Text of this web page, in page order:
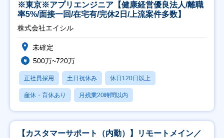
※東京※アプリエンジニア【健康経営優良法人/離職
率5%/面接一回/在宅有/完休2日/上流案件多数】
株式会社エイシル
未確定
500万~720万
正社員採用 土日祝休み 休日120日以上
産休・育休あり 月残業20時間以内
【カスタマーサポート（内勤）】リモートメイン／